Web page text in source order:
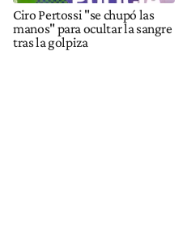
Ciro Pertossi "se chupó las
manos" para ocultar la sangre
tras la golpiza